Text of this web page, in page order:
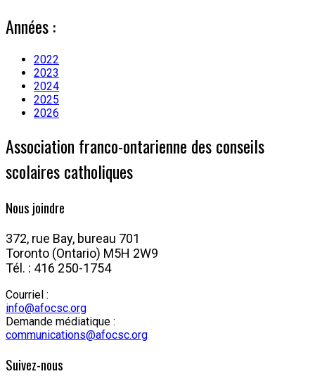
Années :
2022
2023
2024
2025
2026
Association franco-ontarienne des conseils
scolaires catholiques
Nous joindre
372, rue Bay, bureau 701
Toronto (Ontario) M5H 2W9
Tél. : 416 250-1754
Courriel :
info@afocsc.org
Demande médiatique :
communications@afocsc.org
Suivez-nous